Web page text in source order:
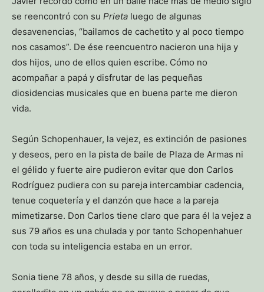
se reencontró con su Prieta luego de algunas
desavenencias, “bailamos de cachetito y al poco tiempo
nos casamos”. De ése reencuentro nacieron una hija y
dos hijos, uno de ellos quien escribe. Cómo no
acompañar a papá y disfrutar de las pequeñas
diosidencias musicales que en buena parte me dieron
vida.
Según Schopenhauer, la vejez, es extinción de pasiones
y deseos, pero en la pista de baile de Plaza de Armas ni
el gélido y fuerte aire pudieron evitar que don Carlos
Rodríguez pudiera con su pareja intercambiar cadencia,
tenue coquetería y el danzón que hace a la pareja
mimetizarse. Don Carlos tiene claro que para él la vejez a
sus 79 años es una chulada y por tanto Schopenhahuer
con toda su inteligencia estaba en un error.
Sonia tiene 78 años, y desde su silla de ruedas,